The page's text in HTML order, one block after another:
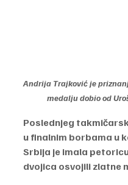
Andrija Trajković je
medalju dobio od
Poslednjeg
u finalnim borbama u
Srbija je imala
dvojica osvojili zlatne